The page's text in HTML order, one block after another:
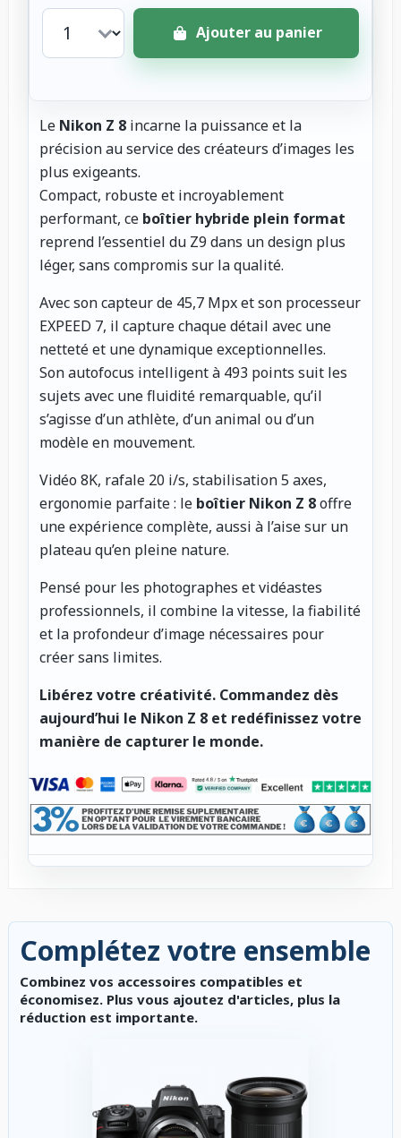
Ajouter au panier
Le Nikon Z 8 incarne la puissance et la
précision au service des créateurs d’images les
plus exigeants.
Compact, robuste et incroyablement
performant, ce boîtier hybride plein format
reprend l’essentiel du Z9 dans un design plus
léger, sans compromis sur la qualité.
Avec son capteur de 45,7 Mpx et son processeur
EXPEED 7, il capture chaque détail avec une
netteté et une dynamique exceptionnelles.
Son autofocus intelligent à 493 points suit les
sujets avec une fluidité remarquable, qu’il
s’agisse d’un athlète, d’un animal ou d’un
modèle en mouvement.
Vidéo 8K, rafale 20 i/s, stabilisation 5 axes,
ergonomie parfaite : le boîtier Nikon Z 8offre
une expérience complète, aussi à l’aise sur un
plateau qu’en pleine nature.
Pensé pour les photographes et vidéastes
professionnels, il combine la vitesse, la fiabilité
et la profondeur d’image nécessaires pour
créer sans limites.
Libérez votre créativité. Commandez dès
aujourd’hui le Nikon Z 8 et redéfinissez votre
manière de capturer le monde.
Complétez votre ensemble
Combinez vos accessoires compatibles et
économisez. Plus vous ajoutez d'articles, plus la
réduction est importante.